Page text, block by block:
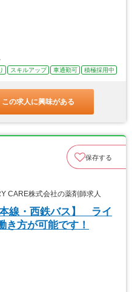
スキルアップ 車通勤可 積極採用中
この求人に興味がある
保存する
CARE株式会社の薬剤師求人
本線・西鉄バス】 ライ
き方が可能です！